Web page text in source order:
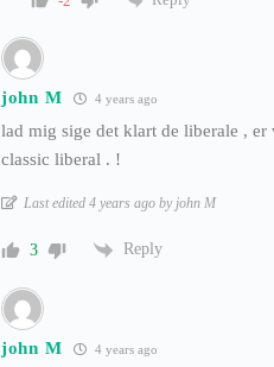
john M 4 years ago
lad mig sige det klart de liberale , er
classic liberal . !
Last edited 4 years ago by john M
3 Reply
john M 4 years ago